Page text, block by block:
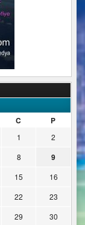
C P
1
2
8 9
15
16
22
23
29
30